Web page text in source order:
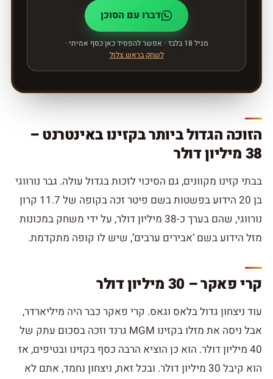
דברו עם הסוכן
מגיל 18 בלבד · אפשר להפסיד כאן כסף אמיתי ·
לשחק בראש צלול
הזוכה הגדול ביותר בקזינו באינטרנט –
38 מיליון דולר
בבתי קזינו מקוונים, גם הסיכוי לזכות בגדול עולה. גבר נורווגי
בן 20 הידוע בפשטות בשם פיטר זכה בקופה של 11.7 קרון
נורווגי, שהם בערך כ-38 מיליון דולר, על ידי משחק במכונות
מזל הידוע בשם ‘אבירים ערבים’, שיש לו קופה מתקדמת.
קרי פאקר – 30 מיליון דולר
עוד ניצחון גדול בלאס וגאס. קרי פאקר כבר היה מיליארדר,
אבל ניסה את מזלו בקזינו MGM גרנד וזכה בסכום עתק של
40 מיליון דולר. הוא כן הוציא הרבה כסף בקזינו ובטיפים, אז
הוא קיבל 30 מיליון דולר. ובכל זאת, ניצחון נחמד, אתם לא